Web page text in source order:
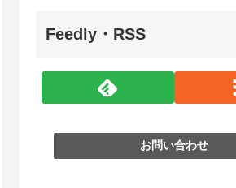
Feedly・RSS
お問い合わせ